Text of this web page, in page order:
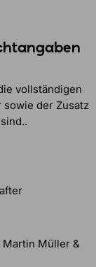
vollständigen
sowie der Zusatz
Martin Müller &